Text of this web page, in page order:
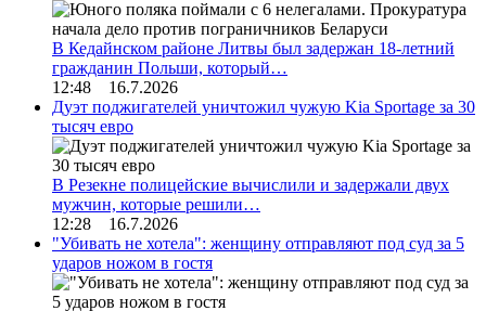
В Кедайнском районе Литвы был задержан 18-летний
гражданин Польши, который…
12:48 16.7.2026
Дуэт поджигателей уничтожил чужую Kia Sportage за 30
тысяч евро
В Резекне полицейские вычислили и задержали двух
мужчин, которые решили…
12:28 16.7.2026
"Убивать не хотела": женщину отправляют под суд за 5
ударов ножом в гостя